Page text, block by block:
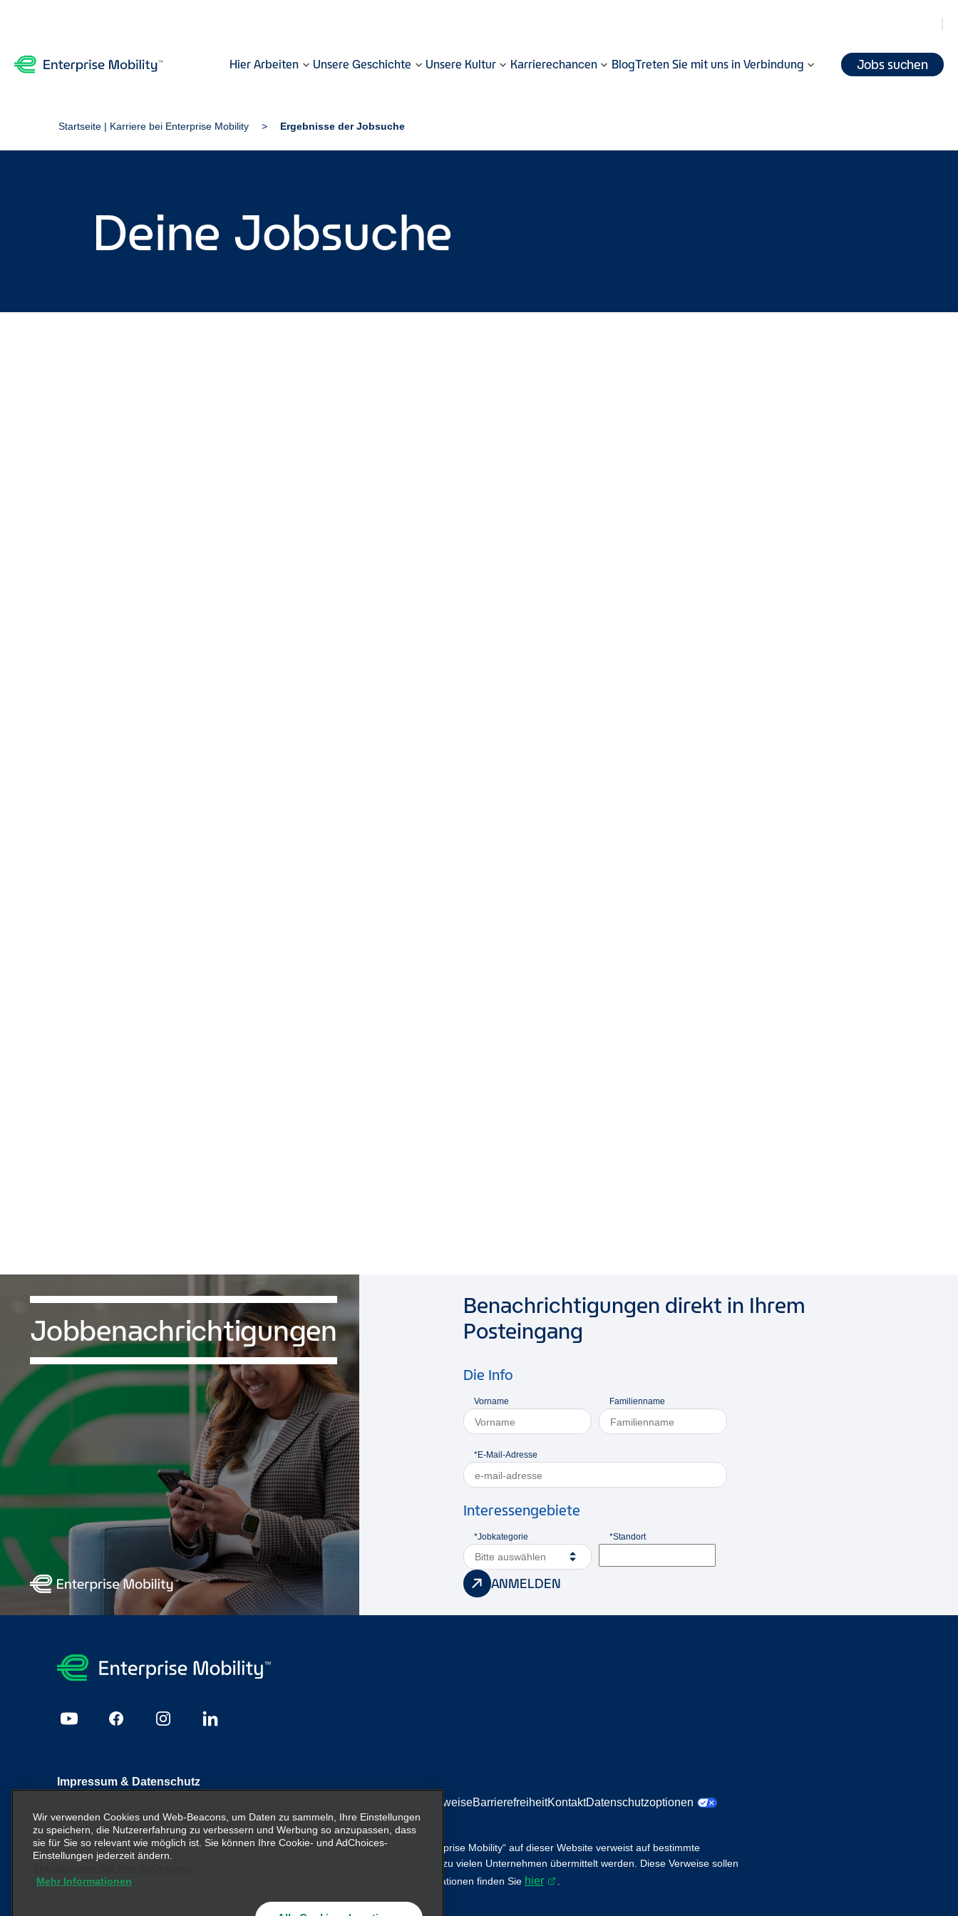
Hier Arbeiten Unsere Geschichte Unsere Kultur Karrierechancen BlogTreten Sie mit uns in Verbindung Jobs suchen
Startseite | Karriere bei Enterprise Mobility Ergebnisse der Jobsuche
Deine Jobsuche
Jobbenachrichtigungen
Benachrichtigungen direkt in Ihrem
Posteingang
Die Info
Vorname Familienname
*E-Mail-Adresse
Interessengebiete
*Jobkategorie
Bitte auswählen
*Standort
ANMELDEN
Impressum & Datenschutz
Impressum/Rechtliche HinweiseBarrierefreiheitKontaktDatenschutzoptionen
Enterprise Mobility ist ein führender Anbieter von Mobilitätsservices. Der Begriff „Enterprise Mobility“ auf dieser Website verweist auf bestimmte
Unternehmenseinheiten und/oder die Marke Enterprise Mobility, wobei Informationen zu vielen Unternehmen übermittelt werden. Diese Verweise sollen
nicht die bestehende Unternehmensstruktur vermitteln oder ersetzen. Weitere Informationen finden Sie hier
Wir verwenden Cookies und Web-Beacons, um Daten zu sammeln, Ihre Einstellungen
zu speichern, die Nutzererfahrung zu verbessern und Werbung so anzupassen, dass
sie für Sie so relevant wie möglich ist. Sie können Ihre Cookie- und AdChoices-
Einstellungen jederzeit ändern.
Mehr Informationen